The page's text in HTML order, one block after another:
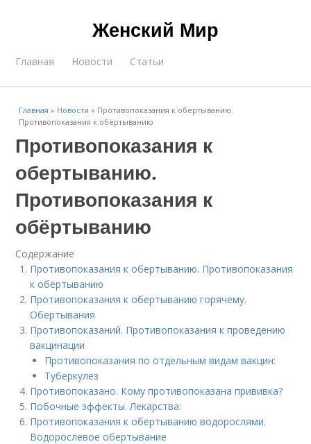
Женский Мир
Главная Новости Статьи
Главная » Новости » Противопоказания к обертыванию.
Противопоказания к обёртыванию
Противопоказания к
обертыванию.
Противопоказания к
обёртыванию
Содержание
Противопоказания к обертыванию. Противопоказания
к обёртыванию
Противопоказания к обертыванию горячему.
Обертывания
Противопоказаний. Противопоказания к проведению
вакцинации
Противопоказания по отдельным видам вакцин:
Туберкулез
Противопоказано. Кому противопоказана прививка?
Побочные эффекты. Лекарства:
Противопоказания к обертыванию водорослями.
Водорослевое обертывание